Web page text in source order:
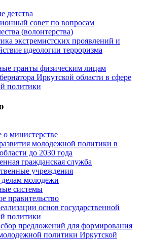
детства
совет по вопросам
(волонтерства)
экстремистских проявлений и
идеологии терроризма
гранты физическим лицам
Иркутской области в сфере
политики
министерстве
молодежной политики в
до 2030 года
гражданская служба
учреждения
молодежи
системы
правительство
основ государственной
политики
предложений для формирования
политики Иркутской